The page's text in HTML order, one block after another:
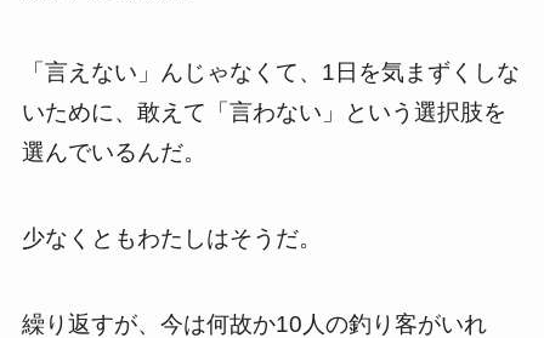
「言えない」んじゃなくて、1日を気まずくしな
いために、敢えて「言わない」という選択肢を
選んでいるんだ。
少なくともわたしはそうだ。
繰り返すが、今は何故か10人の釣り客がいれ